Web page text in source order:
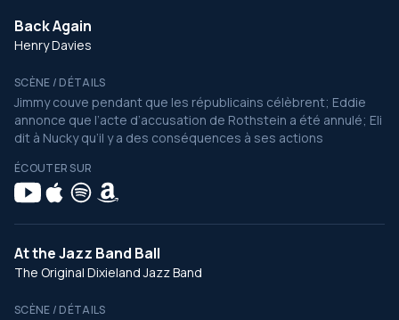
Back Again
Henry Davies
SCÈNE / DÉTAILS
Jimmy couve pendant que les républicains célèbrent; Eddie
annonce que l’acte d’accusation de Rothstein a été annulé; Eli
dit à Nucky qu’il y a des conséquences à ses actions
ÉCOUTER SUR
At the Jazz Band Ball
The Original Dixieland Jazz Band
SCÈNE / DÉTAILS